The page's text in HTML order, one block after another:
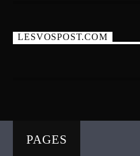
LESVOSPOST.COM
PAGES